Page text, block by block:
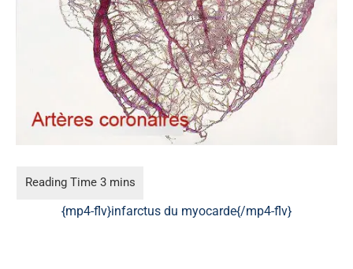
{mp4-flv}infarctus du myocarde{/mp4-flv}